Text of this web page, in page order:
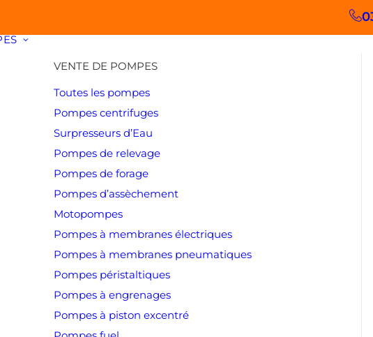
VENTE DE POMPES
Toutes les pompes
Pompes centrifuges
Surpresseurs d’Eau
Pompes de relevage
Pompes de forage
Pompes d’assèchement
Motopompes
Pompes à membranes électriques
Pompes à membranes pneumatiques
Pompes péristaltiques
Pompes à engrenages
Pompes à piston excentré